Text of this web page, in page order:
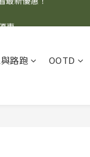
路跑 OOTD